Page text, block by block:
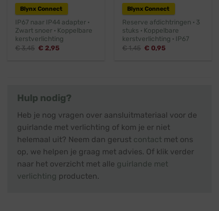
Blynx Connect
IP67 naar IP44 adapter ·
Zwart snoer · Koppelbare
kerstverlichting
€3,45 Oorspronkelijke
€ 2,95
Blynx Connect
Reserve afdichtringen · 3
stuks · Koppelbare
kerstverlichting · IP67
€1,45 Oorspronkelijke
€ 0,95
Hulp nodig?
Heb je nog vragen over aansluitmateriaal voor de
guirlande met verlichting of kom je er niet
helemaal uit? Neem dan gerust contact met ons
op, we helpen je graag met advies. Of klik verder
naar het overzicht met alle guirlande met
verlichting producten.